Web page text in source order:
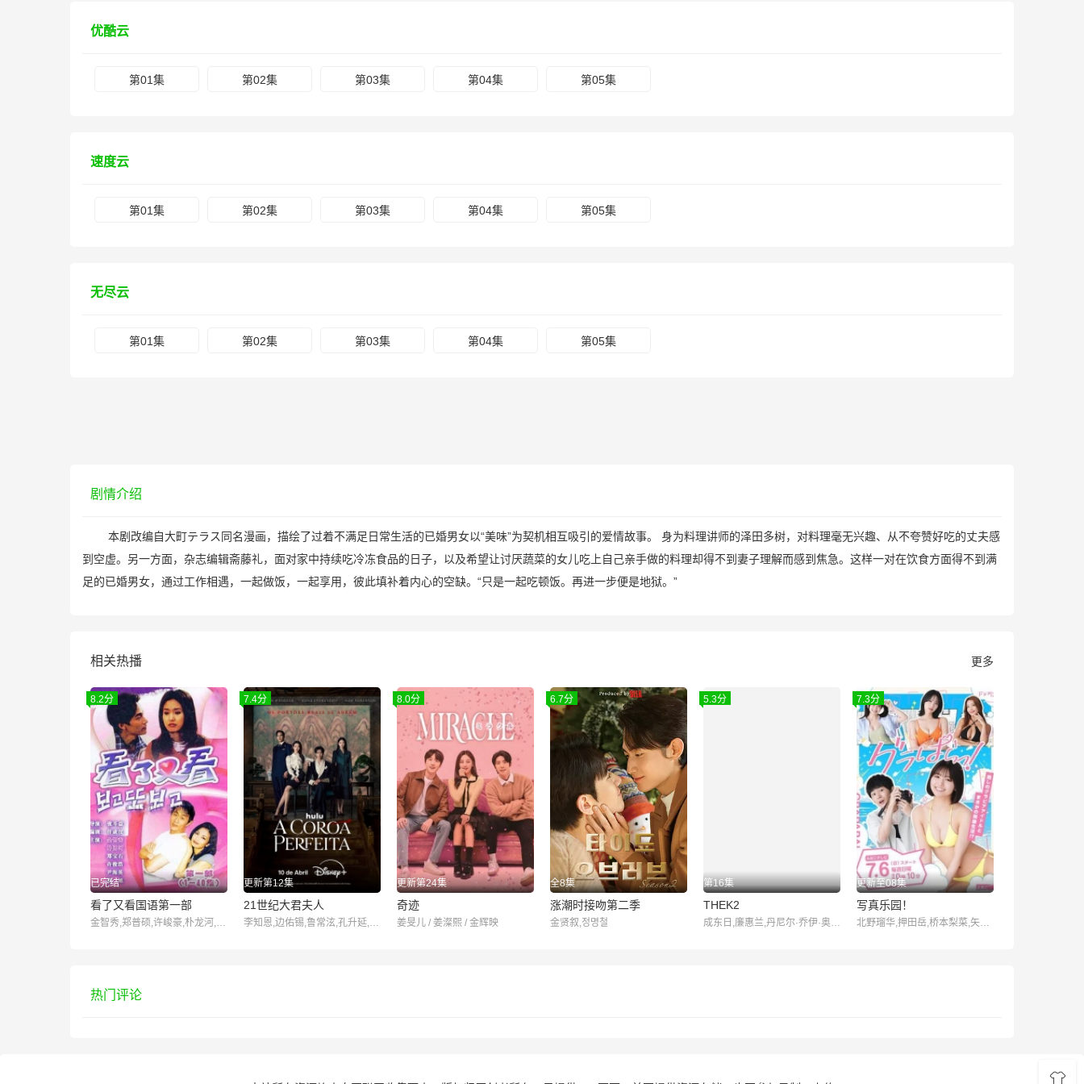
优酷云
第01集 第02集 第03集 第04集 第05集
速度云
第01集 第02集 第03集 第04集 第05集
无尽云
第01集 第02集 第03集 第04集 第05集
剧情介绍
本剧改编自大町テラス同名漫画，描绘了过着不满足日常生活的已婚男女以“美味”为契机相互吸引的爱情故事。 身为料理讲师的泽田多树，对料理毫无兴趣、从不夸赞好吃的丈夫感
到空虚。另一方面，杂志编辑斋藤礼，面对家中持续吃冷冻食品的日子，以及希望让讨厌蔬菜的女儿吃上自己亲手做的料理却得不到妻子理解而感到焦急。这样一对在饮食方面得不到满
足的已婚男女，通过工作相遇，一起做饭，一起享用，彼此填补着内心的空缺。“只是一起吃顿饭。再进一步便是地狱。”
相关热播 更多
8.2分
已完结
看了又看国语第一部
金智秀,郑普硕,许峻豪,朴龙河,尹海英
7.4分
更新第12集
21世纪大君夫人
李知恩,边佑锡,鲁常泫,孔升延,刘秀彬,李妍,李才元,蔡书安,朴俊勉
8.0分
更新第24集
奇迹
姜旻儿 / 姜澯熙 / 金辉映
6.7分
全8集
涨潮时接吻第二季
金贤叙,정명철
5.3分
第16集
THEK2
成东日,廉惠兰,丹尼尔·乔伊·奥尔布赖特,赵炳奎,高仁范,李汉伟,全裴修,金甲洙,赵载龙,尹成宇,苏熙静,金益泰,李哲民,池昌旭,丁世亨,李淳元,曹熙奉,李艺恩,林允儿,权秀贤,申东美,崔昇勋,金景龙,赵成夏,李廷镇,柳仁赫,金甫美,赵东赫,孙泰英,宋允儿,宋景哲,李水连,朴健洛,朴顺天,孙东和,卡森·艾伦,郑东根,海善,李载宇
7.3分
更新至08集
写真乐园！
北野瑠华,押田岳,桥本梨菜,矢野ななか,永尾玛利亚,森本伸,西洋亮,木村伊吹,二瓶有加
热门评论